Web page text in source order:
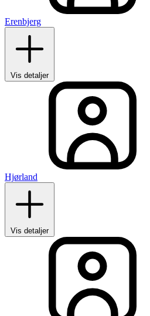
Erenbjerg
Vis detaljer
Hjørland
Vis detaljer